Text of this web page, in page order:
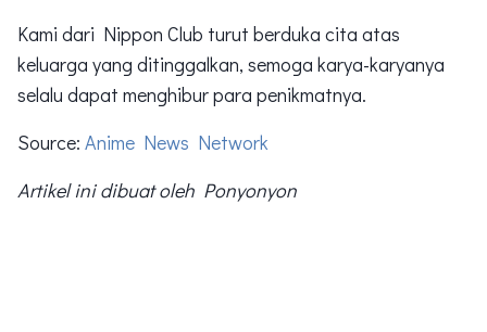
Kami dari Nippon Club turut berduka cita atas
keluarga yang ditinggalkan, semoga karya-karyanya
selalu dapat menghibur para penikmatnya.
Source: Anime News Network
Artikel ini dibuat oleh Ponyonyon